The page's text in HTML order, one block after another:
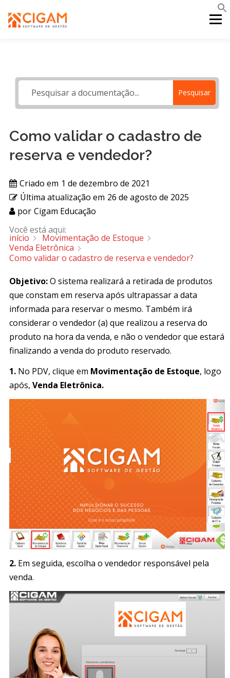
para
Menu
PORTAL WEB MOBILE SUPORTE Pesquisar
Como validar o cadastro de
reserva e vendedor?
Criado em 1 de dezembro de 2021
Última atualização em 26 de agosto de 2025
por Cigam Educação
Você está aqui:
início
Movimentação de Estoque
Venda Eletrônica
Como validar o cadastro de reserva e vendedor?
Objetivo:O sistema realizará a retirada de produtos
que constam em reserva após ultrapassar a data
informada para reservar o mesmo. Também irá
considerar o vendedor (a) que realizou a reserva do
produto na hora da venda, e não o vendedor que estará
finalizando a venda do produto reservado.
1. No PDV, clique em Movimentação de Estoque, logo
após, Venda Eletrônica.
2. Em seguida, escolha o vendedor responsável pela
venda.